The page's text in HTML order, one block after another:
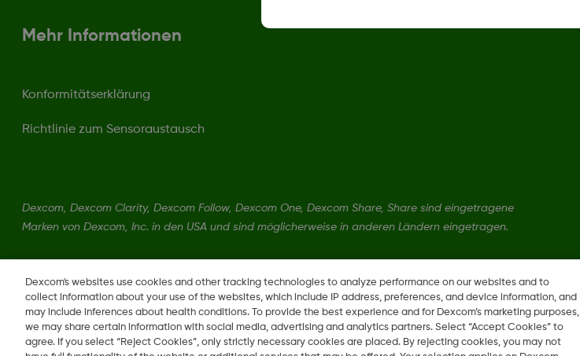
Mehr Informationen
Konformitätserklärung
Richtlinie zum Sensoraustausch
Dexcom, Dexcom Clarity, Dexcom Follow, Dexcom One, Dexcom Share, Share sind eingetragene
Marken von Dexcom, Inc. in den USA und sind möglicherweise in anderen Ländern eingetragen.
MAT-10407
Dexcom's websites use cookies and other tracking technologies to analyze performance on our websites and to
collect information about your use of the websites, which include IP address, preferences, and device information, and
may include inferences about health conditions. To provide the best experience and for Dexcom’s marketing purposes,
we may share certain information with social media, advertising and analytics partners. Select “Accept Cookies” to
agree. If you select “Reject Cookies”, only strictly necessary cookies are placed. By rejecting cookies, you may not